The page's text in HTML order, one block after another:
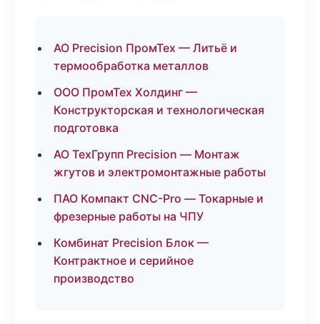
АО Precision ПромТех — Литьё и
термообработка металлов
ООО ПромТех Холдинг —
Конструкторская и технологическая
подготовка
АО ТехГрупп Precision — Монтаж
жгутов и электромонтажные работы
ПАО Компакт CNC-Pro — Токарные и
фрезерные работы на ЧПУ
Комбинат Precision Блок —
Контрактное и серийное
производство